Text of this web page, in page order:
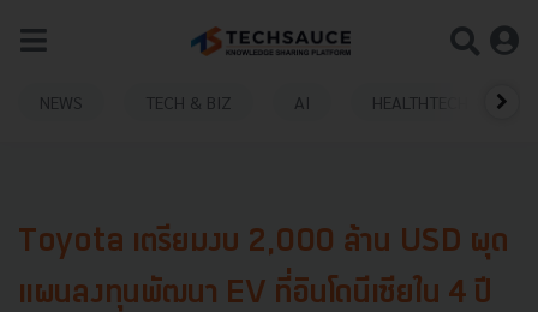
NEWS TECH & BIZ AI HEALTHTECH
Toyota เตรียมงบ 2,000 ล้าน USD ผุด
แผนลงทุนพัฒนา EV ที่อินโดนีเซียใน 4 ปี